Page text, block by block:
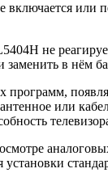
или
не
заменить в нём
или
установки